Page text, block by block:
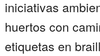
iniciativas
huertos con
etiquetas en